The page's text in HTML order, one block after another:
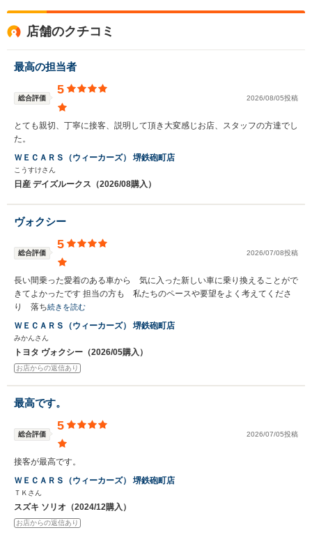
店舗のクチコミ
最高の担当者
総合評価
5
2026/08/05投稿
とても親切、丁寧に接客、説明して頂き大変感じお店、スタッフの方達でし
た。
ＷＥＣＡＲＳ（ウィーカーズ） 堺鉄砲町店
こうすけさん
日産 デイズルークス（2026/08購入）
ヴォクシー
総合評価
5
2026/07/08投稿
長い間乗った愛着のある車から 気に入った新しい車に乗り換えることがで
きてよかったです 担当の方も 私たちのペースや要望をよく考えてくださ
り 落ち続きを読む
ＷＥＣＡＲＳ（ウィーカーズ） 堺鉄砲町店
みかんさん
トヨタ ヴォクシー（2026/05購入）
お店からの返信あり
最高です。
総合評価
5
2026/07/05投稿
接客が最高です。
ＷＥＣＡＲＳ（ウィーカーズ） 堺鉄砲町店
ＴＫさん
スズキ ソリオ（2024/12購入）
お店からの返信あり